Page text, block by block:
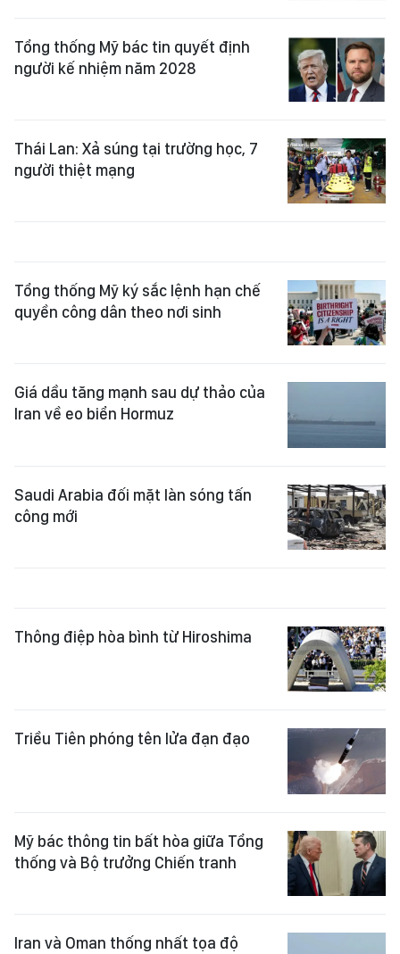
Tổng thống Mỹ bác tin quyết định
người kế nhiệm năm 2028
Thái Lan: Xả súng tại trường học, 7
người thiệt mạng
Tổng thống Mỹ ký sắc lệnh hạn chế
quyền công dân theo nơi sinh
Giá dầu tăng mạnh sau dự thảo của
Iran về eo biển Hormuz
Saudi Arabia đối mặt làn sóng tấn
công mới
Thông điệp hòa bình từ Hiroshima
Triều Tiên phóng tên lửa đạn đạo
Mỹ bác thông tin bất hòa giữa Tổng
thống và Bộ trưởng Chiến tranh
Iran và Oman thống nhất tọa độ